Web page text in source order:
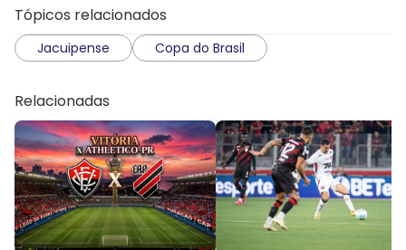
Tópicos relacionados
Jacuipense Copa do Brasil
Relacionadas